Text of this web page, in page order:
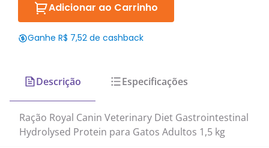
Adicionar ao Carrinho
Ganhe R$ 7,52 de cashback
Descrição Especificações
Ração Royal Canin Veterinary Diet Gastrointestinal
Hydrolysed Protein para Gatos Adultos 1,5 kg